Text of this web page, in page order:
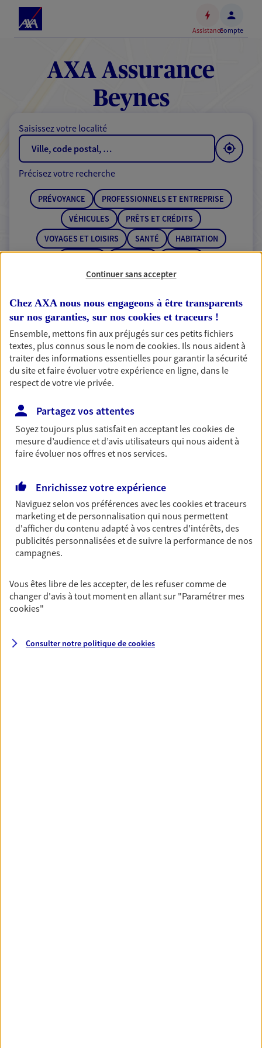
Accéder
contenu
principal
Accéder
au
de
AssistanceCompte
AXA Assurance
Beynes
Saisissez votre localité
Précisez votre recherche
PRÉVOYANCE
PROFESSIONNELS ET ENTREPRISE
VÉHICULES
PRÊTS ET CRÉDITS
VOYAGES ET LOISIRS
SANTÉ
HABITATION
1 résultat correspond à votre
recherche
Passer les
résultats
Liste
Sylvain Druaux
Prévoyance & Patrimoine
19 Avenue Des Saules, 78650 Beynes
Horaires : Fermé
Ouvre le 10 août à 09:00
NOUS CONTACTER
N° Orias * (orias.fr) : 16001388
Continuer sans accepter
Chez AXA nous nous engageons à être transparents
sur nos garanties, sur nos cookies et traceurs !
Ensemble, mettons fin aux préjugés sur ces petits fichiers
textes, plus connus sous le nom decookies. Ils nous aident à
traiter des informations essentielles pour garantir la sécurité
du site et faire évoluer votre expérience en ligne, dans le
respect de votre vie privée.
Partagez vos attentes
Soyez toujours plus satisfait en acceptant lescookiesde
mesure d’audience et d’avis utilisateurs qui nous aident à
faire évoluer nos offres et nos services.
Enrichissez votre expérience
Naviguez selon vos préférences avec lescookies et traceurs
marketing et de personnalisation qui nous permettent
d'afficher du contenu adapté à vos centres d'intérêts, des
publicités personnalisées et de suivre la performance de nos
campagnes.
Vous êtes libre de les accepter, de les refuser comme de
changer d'avis à tout moment en allant sur "Paramétrer mes
cookies"
Consulter notre politique decookies